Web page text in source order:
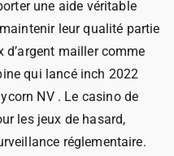
une aide véritable
leur qualité partie
d’argent mailler comme
qui lancé inch 2022
NV . Le casino de
les jeux de hasard,
réglementaire.